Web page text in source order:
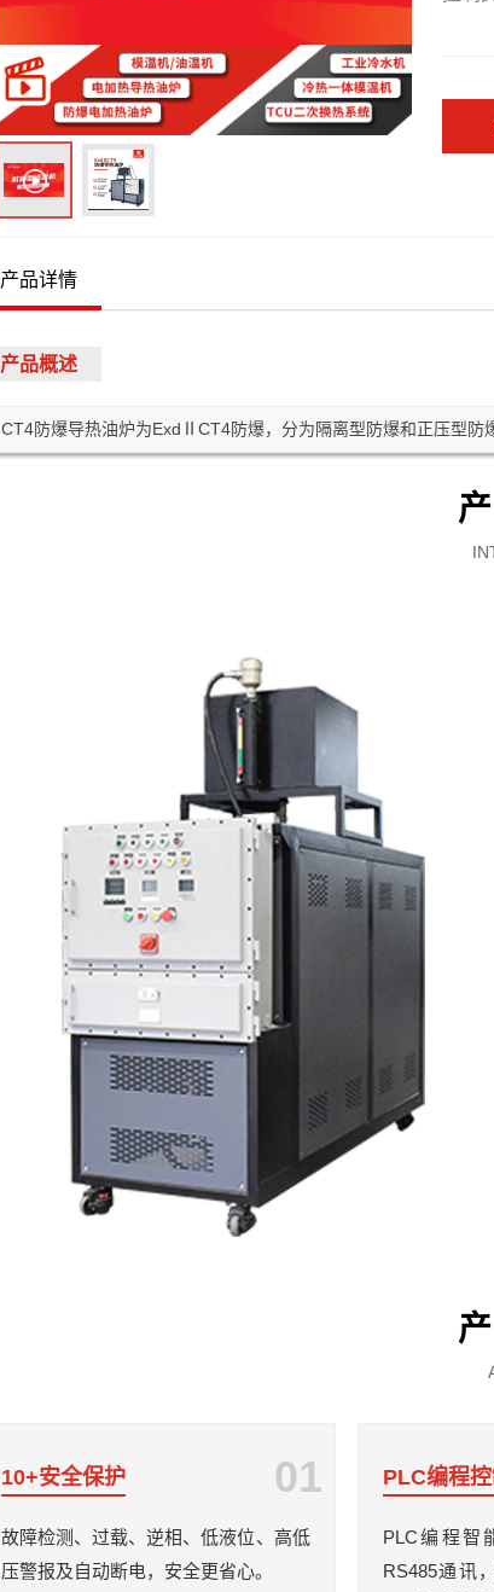
产品详情
产品概述
CT4防爆导热油炉为ExdⅡCT4防爆，分为隔离型防爆和正压型防
10+安全保护 01
故障检测、过载、逆相、低液位、高低
压警报及自动断电，安全更省心。
PLC编程控
PLC编程智
RS485通讯